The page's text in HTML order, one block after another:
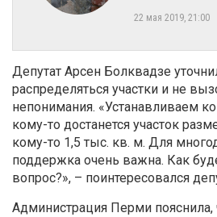
22 мая 2019, 21:00
Депутат Арсен Болквадзе
распределяться участки и не
непонимания. «Устанавливаем
кому-то достанется участок
кому-то 1,5 тыс. кв. м. Для
поддержка очень важна. Как
вопрос?», – поинтересовался
Администрация Перми пояснила,